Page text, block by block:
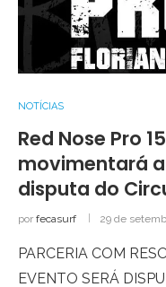
NOTÍCIAS
Red Nose Pro
movimentará
disputa do
por fecasurf 29 de
PARCERIA COM
EVENTO SERÁ